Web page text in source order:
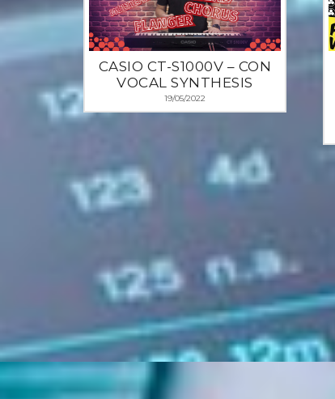
CASIO CT-S1000V – CON
VOCAL SYNTHESIS
19/05/2022